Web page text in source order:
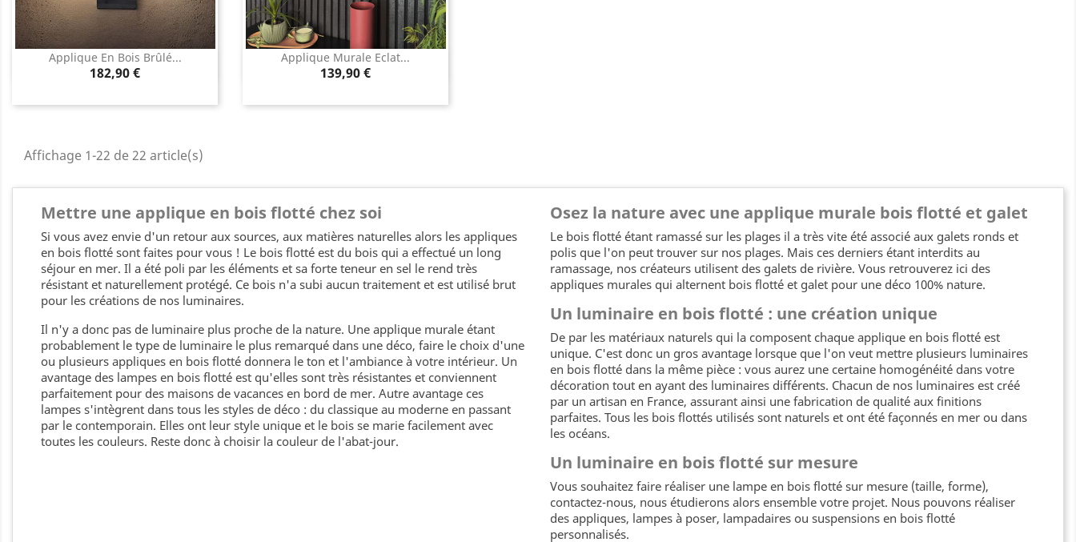
Applique En Bois Brûlé...
Prix
182,90 €
Aperçu rapide Applique Murale Eclat...
Prix
139,90 €
Aperçu rapide
Affichage 1-22 de 22 article(s)
Mettre une applique en bois flotté chez soi
Si vous avez envie d'un retour aux sources, aux matières naturelles alors les appliques
en bois flotté sont faites pour vous ! Le bois flotté est du bois qui a effectué un long
séjour en mer. Il a été poli par les éléments et sa forte teneur en sel le rend très
résistant et naturellement protégé. Ce bois n'a subi aucun traitement et est utilisé brut
pour les créations de nos luminaires.
Il n'y a donc pas de luminaire plus proche de la nature. Une applique murale étant
probablement le type de luminaire le plus remarqué dans une déco, faire le choix d'une
ou plusieurs appliques en bois flotté donnera le ton et l'ambiance à votre intérieur. Un
avantage des lampes en bois flotté est qu'elles sont très résistantes et conviennent
parfaitement pour des maisons de vacances en bord de mer. Autre avantage ces
lampes s'intègrent dans tous les styles de déco : du classique au moderne en passant
par le contemporain. Elles ont leur style unique et le bois se marie facilement avec
toutes les couleurs. Reste donc à choisir la couleur de l'abat-jour.
Osez la nature avec une applique murale bois flotté et galet
Le bois flotté étant ramassé sur les plages il a très vite été associé aux galets ronds et
polis que l'on peut trouver sur nos plages. Mais ces derniers étant interdits au
ramassage, nos créateurs utilisent des galets de rivière. Vous retrouverez ici des
appliques murales qui alternent bois flotté et galet pour une déco 100% nature.
Un luminaire en bois flotté : une création unique
De par les matériaux naturels qui la composent chaque applique en bois flotté est
unique. C'est donc un gros avantage lorsque que l'on veut mettre plusieurs luminaires
en bois flotté dans la même pièce : vous aurez une certaine homogénéité dans votre
décoration tout en ayant des luminaires différents. Chacun de nos luminaires est créé
par un artisan en France, assurant ainsi une fabrication de qualité aux finitions
parfaites. Tous les bois flottés utilisés sont naturels et ont été façonnés en mer ou dans
les océans.
Un luminaire en bois flotté sur mesure
Vous souhaitez faire réaliser une lampe en bois flotté sur mesure (taille, forme),
contactez-nous, nous étudierons alors ensemble votre projet. Nous pouvons réaliser
des appliques, lampes à poser, lampadaires ou suspensions en bois flotté
personnalisés.